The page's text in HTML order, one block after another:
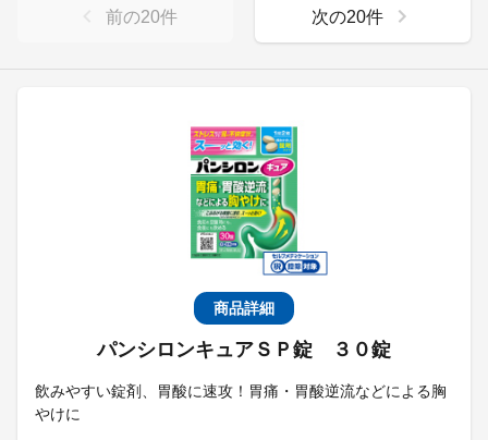
商品詳細
パンシロンキュアＳＰ錠 ３０錠
飲みやすい錠剤、胃酸に速攻！胃痛・胃酸逆流などによる胸
やけに
前の20件 次の20件